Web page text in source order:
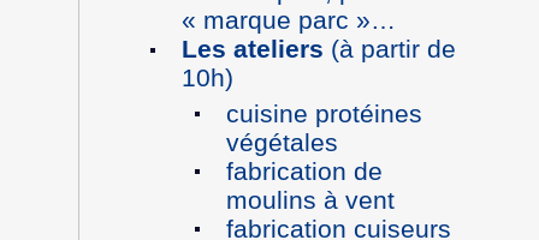
« marque parc »…
Les ateliers (à partir de
10h)
cuisine protéines
végétales
fabrication de
moulins à vent
fabrication cuiseurs